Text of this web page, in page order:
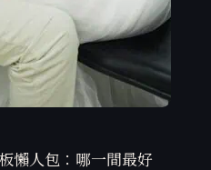
懶人包：哪一間最好